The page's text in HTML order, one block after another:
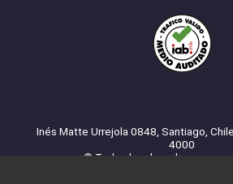
Inés Matte Urrejola 0848, Santiago,
4000
© Todos los derechos